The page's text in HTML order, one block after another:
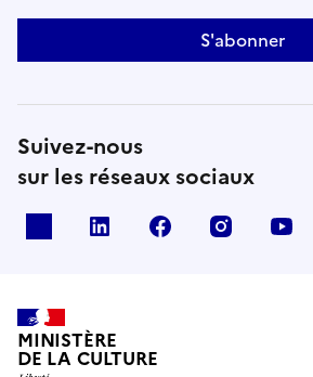
S'abonner
Suivez-nous
sur les réseaux sociaux
linkedin facebook instagram
MINISTÈRE
DE LA CULTURE